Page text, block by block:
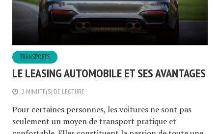
TRANSPORTS
LE LEASING AUTOMOBILE ET SES AVANTAGES
2 MINUTE(S) DE LECTURE
Pour certaines personnes, les voitures ne sont pas
seulement un moyen de transport pratique et